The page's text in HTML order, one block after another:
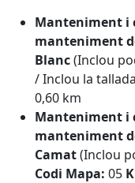
Manteniment i
manteniment
Blanc(Inclou
/ Inclou la
0,60 km
Manteniment i
manteniment
Camat(Inclou
Codi Mapa: 05